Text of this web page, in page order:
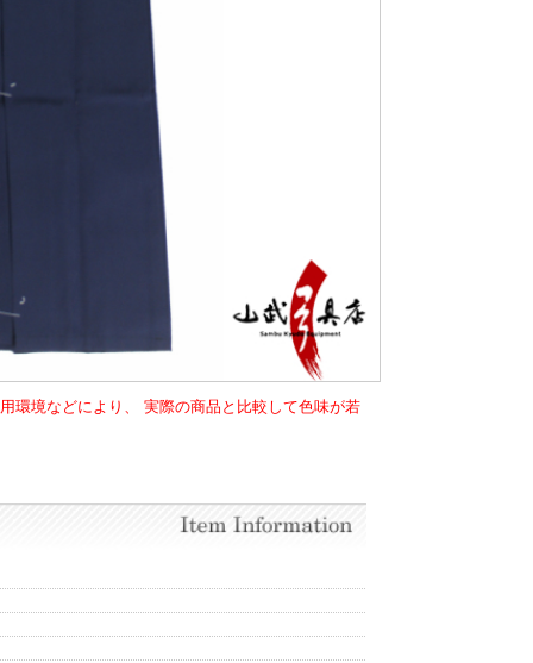
環境などにより、 実際の商品と比較して色味が若